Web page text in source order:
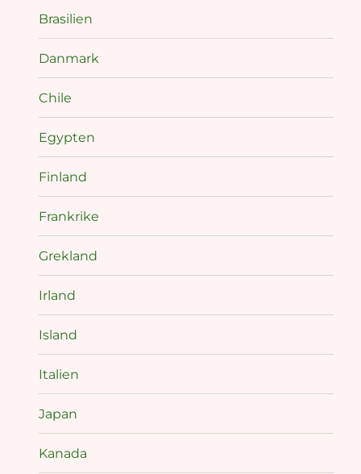
Brasilien
Danmark
Chile
Egypten
Finland
Frankrike
Grekland
Irland
Island
Italien
Japan
Kanada